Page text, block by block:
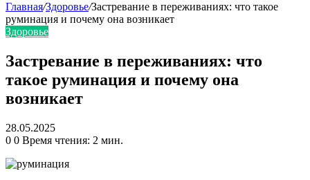
Главная/Здоровье/Застревание в переживаниях: что такое
руминация и почему она возникает
Здоровье
Застревание в переживаниях: что
такое руминация и почему она
возникает
28.05.2025
0 0 Время чтения: 2 мин.